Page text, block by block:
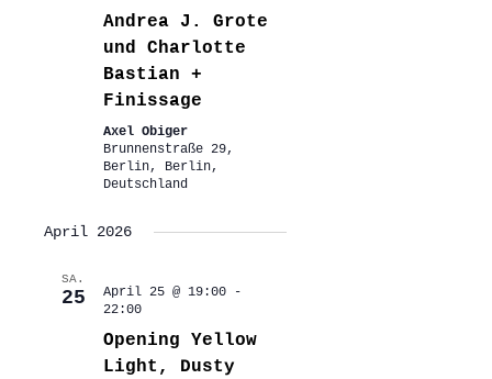
Andrea J. Grote
und Charlotte
Bastian +
Finissage
Axel Obiger
Brunnenstraße 29,
Berlin, Berlin,
Deutschland
April 2026
SA.
25 April 25 @ 19:00-
22:00
Opening Yellow
Light, Dusty